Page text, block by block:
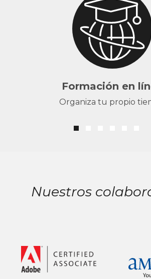
Formación en
Organiza tu propio
Nuestros